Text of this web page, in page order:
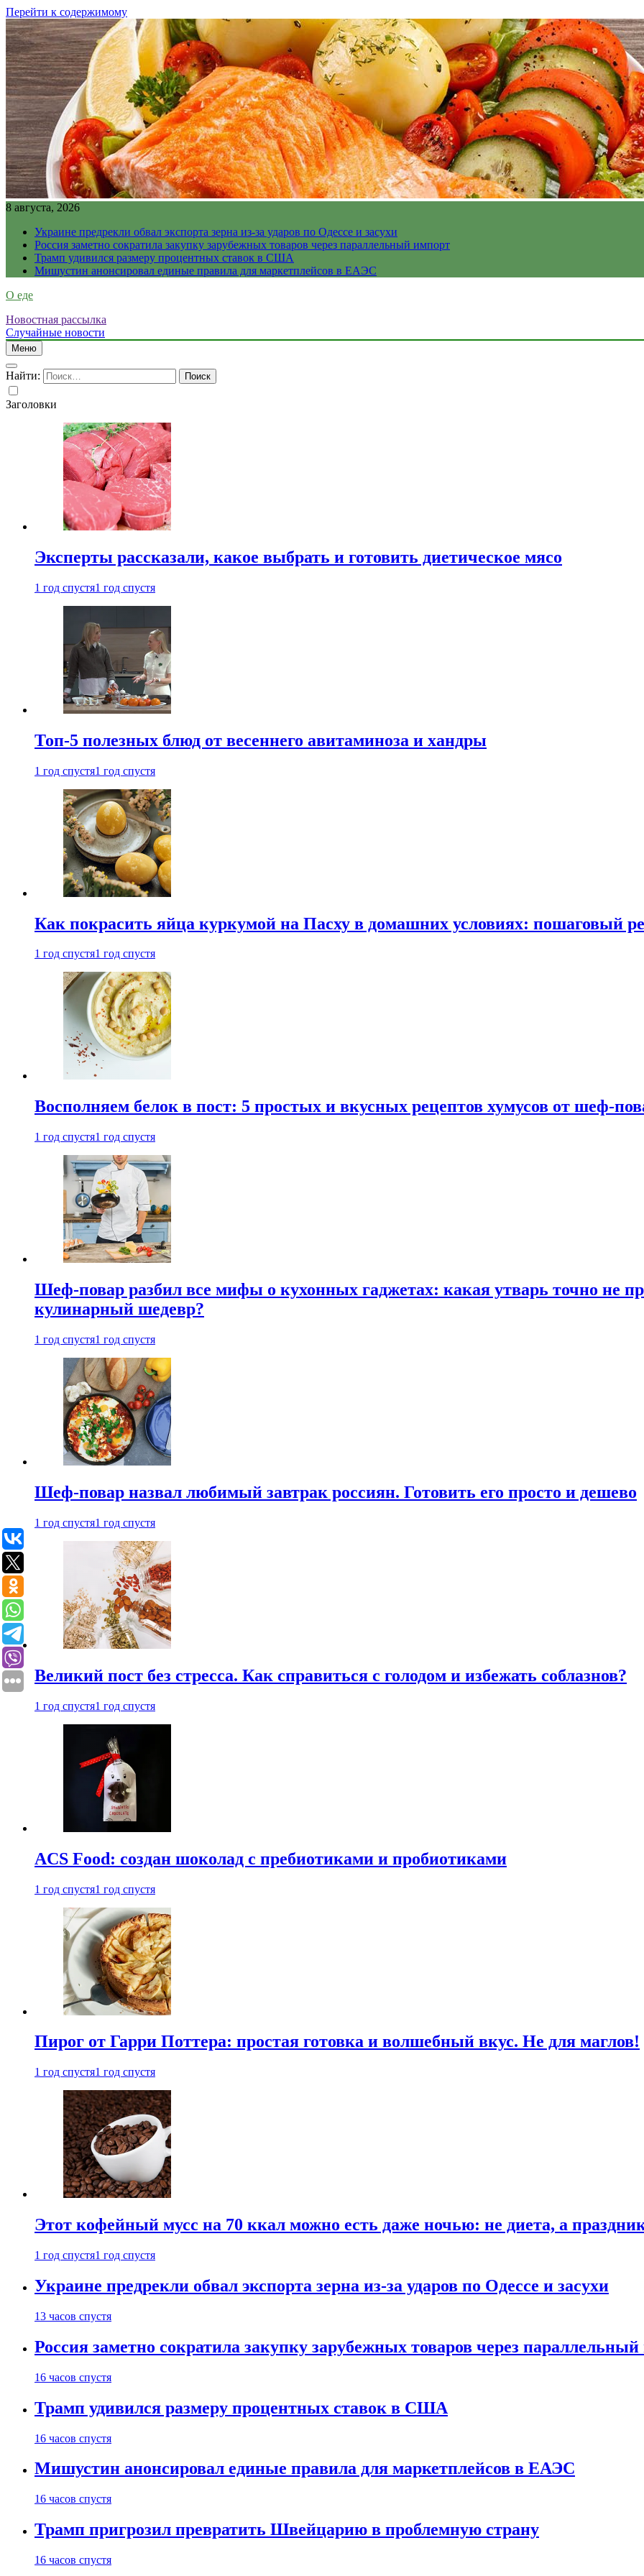
Перейти к содержимому
8 августа, 2026
Украине предрекли обвал экспорта зерна из-за ударов по Одессе и засухи
Россия заметно сократила закупку зарубежных товаров через параллельный импорт
Трамп удивился размеру процентных ставок в США
Мишустин анонсировал единые правила для маркетплейсов в ЕАЭС
О еде
Новостная рассылка
Случайные новости
Меню
Найти:
Заголовки
Эксперты рассказали, какое выбрать и готовить диетическое мясо
1 год спустя1 год спустя
Топ-5 полезных блюд от весеннего авитаминоза и хандры
1 год спустя1 год спустя
Как покрасить яйца куркумой на Пасху в домашних условиях: пошаговый
1 год спустя1 год спустя
Восполняем белок в пост: 5 простых и вкусных рецептов хумусов от шеф-
1 год спустя1 год спустя
Шеф-повар разбил все мифы о кухонных гаджетах: какая утварь точно не
кулинарный шедевр?
1 год спустя1 год спустя
Шеф-повар назвал любимый завтрак россиян. Готовить его просто и дешево
1 год спустя1 год спустя
Великий пост без стресса. Как справиться с голодом и избежать соблазнов?
1 год спустя1 год спустя
ACS Food: создан шоколад с пребиотиками и пробиотиками
1 год спустя1 год спустя
Пирог от Гарри Поттера: простая готовка и волшебный вкус. Не для маглов!
1 год спустя1 год спустя
Этот кофейный мусс на 70 ккал можно есть даже ночью: не диета, а
1 год спустя1 год спустя
Украине предрекли обвал экспорта зерна из-за ударов по Одессе и засухи
13 часов спустя
Россия заметно сократила закупку зарубежных товаров через
16 часов спустя
Трамп удивился размеру процентных ставок в США
16 часов спустя
Мишустин анонсировал единые правила для маркетплейсов в ЕАЭС
16 часов спустя
Трамп пригрозил превратить Швейцарию в проблемную страну
16 часов спустя